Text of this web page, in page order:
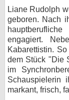
Liane Rudolph
geboren. Nach
engagiert.
Kabarettistin.
dem Stück "Die
im
Schauspielerin
markant, frisch,